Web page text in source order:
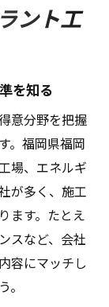
社の特徴
選び方
の見分け
の選定基
の違い
制を確認す
の特徴
ント工
を知る
意分野を把握
。福岡県福岡
場、エネルギ
が多く、施工
ます。たとえ
スなど、会社
容にマッチし